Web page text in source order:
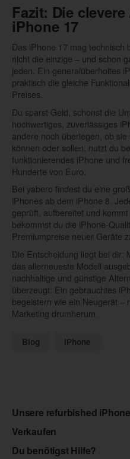
Fazit: Die
iPhone 17
Das iPhone 17 mag technisch
nicht die einzige – und schon
jeden. Ein generalüberholtes
praktisch die gleiche
Preises.
Du sparst Geld, schonst die
hochwertiges, zuverlässiges
andere noch überlegen, ob
können oder sollen, nutzt du
funktionierendes iPhone und
Hunderte von Euro.
Bei yabero findest du eine
iPhones ab dem iPhone 8.
geprüft, aufbereitet und
bekommst du die iPhone-
Premiumpreise neuer Geräte
Die Entscheidung liegt bei dir:
das allerneueste Modell
nachhaltige und günstige
überzeugt: Ein gebrauchtes
begeistern wie ein Neugerät –
Marketing drumherum.
Blog iPhone
Unsere refurbished
Verkaufen
Du benötigst Hilfe?